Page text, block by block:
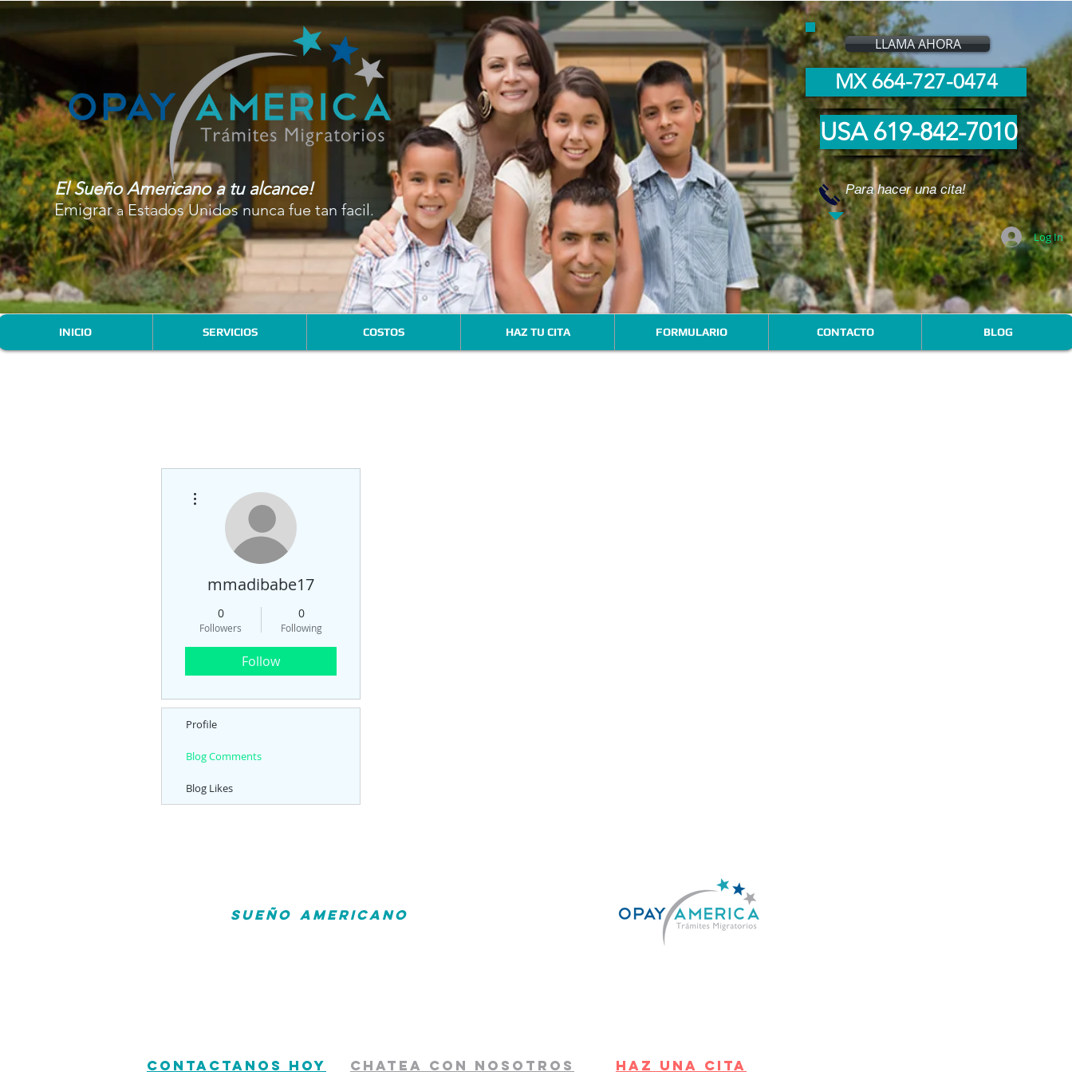
El Sueño Americano a tu alcance!
EmigraraEstados Unidos nunca fue tan facil.
LLAMA AHORA
MX 664-727-0474
USA 619-842-7010
Para hacer una cita!
Log In
INICIO SERVICIOS COSTOS HAZ TU CITA FORMULARIO CONTACTO BLOG
mmadibabe17
0
Followers
0
Following
Follow
Profile
Blog Comments
Blog Likes
SUEÑO AMERICANO
accesible que nunca. Ofrecemos un servicio de alta calidad y atencion personalizada. Estamos
CONTACTANOS HOY CHATEA CON NOSOTROS HAZ UNA CITA